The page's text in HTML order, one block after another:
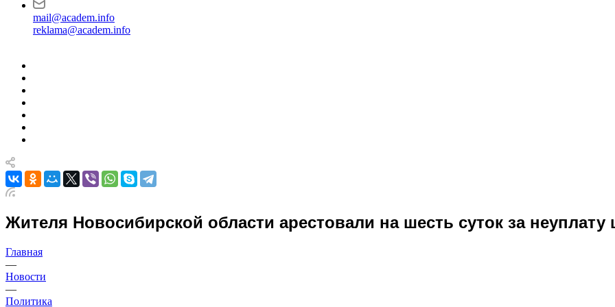
mail@academ.info
reklama@academ.info
Жителя Новосибирской области арестовали на шесть суток за
Главная
—
Новости
—
Политика